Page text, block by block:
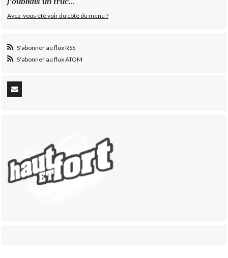
Avez-vous été voir du côté du menu ?
S'abonner au flux RSS
S'abonner au flux ATOM